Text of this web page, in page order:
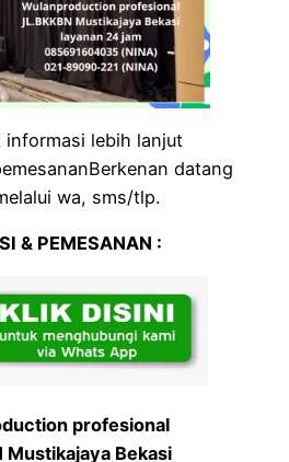
informasi lebih lanjut
datang
wa, sms/tlp.
& PEMESANAN :
profesional
Mustikajaya Bekasi